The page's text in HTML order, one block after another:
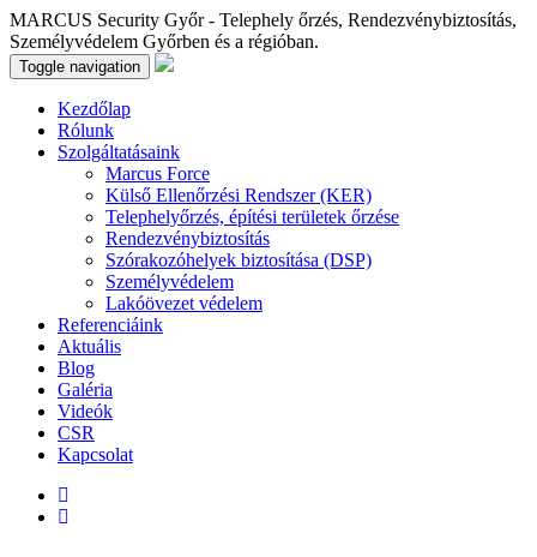
MARCUS Security Győr - Telephely őrzés, Rendezvénybiztosítás,
Személyvédelem Győrben és a régióban.
Toggle navigation
Kezdőlap
Rólunk
Szolgáltatásaink
Marcus Force
Külső Ellenőrzési Rendszer (KER)
Telephelyőrzés, építési területek őrzése
Rendezvénybiztosítás
Szórakozóhelyek biztosítása (DSP)
Személyvédelem
Lakóövezet védelem
Referenciáink
Aktuális
Blog
Galéria
Videók
CSR
Kapcsolat